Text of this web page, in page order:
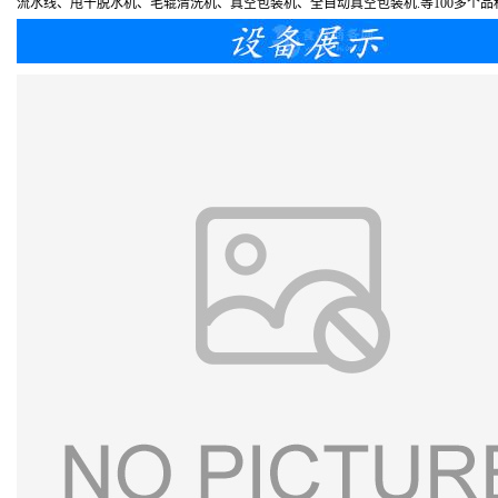
流水线、甩干脱水机、毛辊清洗机、真空包装机、全自动真空包装机.等100多个品